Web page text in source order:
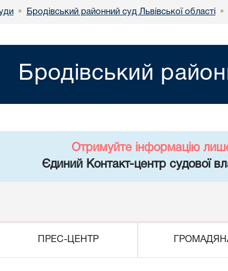
• Бродівський районний суд Львівської області •
Бродівський
Отримуйте інформацію
Єдиний Контакт-центр судової
ПРЕС-ЦЕНТР